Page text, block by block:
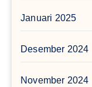
Januari 2025
Desember 2024
November 2024